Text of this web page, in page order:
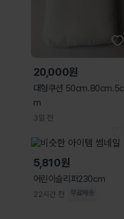
20,000원
대형쿠션 50cm.80cm.5c
m
3일 전
5,810원
어린이슬리퍼230cm
22시간 전 무료배송